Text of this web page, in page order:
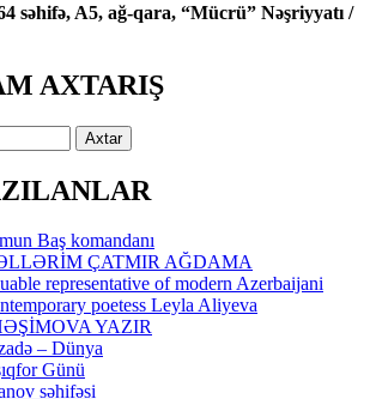
səhifə, A5, ağ-qara, “Mücrü” Nəşriyyatı /
AXTARIŞ
Baş komandanı
ÇATMIR AĞDAMA
representative of modern Azerbaijani
poetess Leyla Aliyeva
YAZIR
– Dünya
Günü
səhifəsi